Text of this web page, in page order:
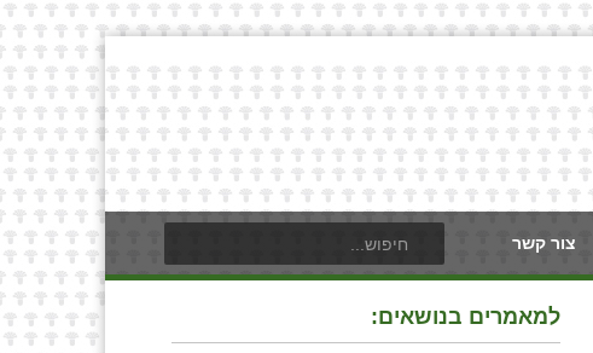
צור קשר
למאמרים בנושאים: